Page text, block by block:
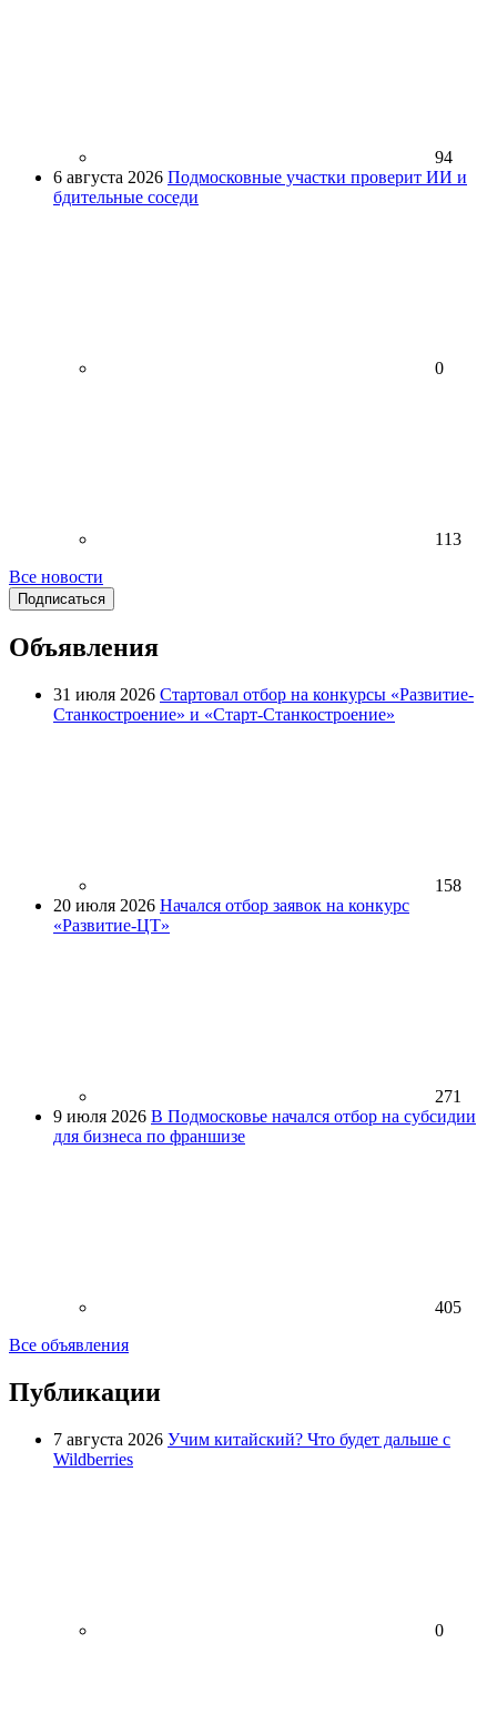
94
6 августа 2026 Подмосковные участки проверит ИИ и
бдительные соседи
0
113
Все новости
Подписаться
Объявления
31 июля 2026 Стартовал отбор на конкурсы «Развитие-
Станкостроение» и «Старт-Станкостроение»
158
20 июля 2026 Начался отбор заявок на конкурс
«Развитие-ЦТ»
271
9 июля 2026 В Подмосковье начался отбор на субсидии
для бизнеса по франшизе
405
Все объявления
Публикации
7 августа 2026 Учим китайский? Что будет дальше с
Wildberries
0